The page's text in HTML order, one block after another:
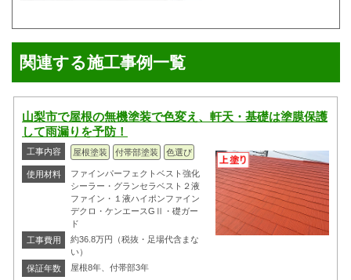
関連する施工事例一覧
山梨市で屋根の無機塗装で色変え、軒天・基礎は塗膜保護
して雨漏りを予防！
工事内容 屋根塗装 付帯部塗装 色選び
使用材料
ファインパーフェクトベスト強化
シーラー・グランセラベスト２液
ファイン・１液ハイポンファイン
デクロ・ケンエースGⅡ・礎ガー
ド
工事費用
約36.8万円（税抜・足場代含まな
い）
保証年数
屋根8年、付帯部3年